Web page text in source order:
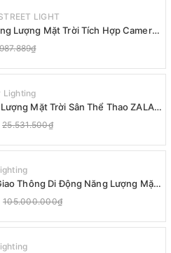
LIGHT
Lượng Mặt Trời Tích Hợp Camera
CCTV (80W, IP65)
Lighting
Mặt Trời Sân Thể Thao ZALAA
IP65 Cao Cấp
25.531.500₫
Thông Di Động Năng Lượng Mặt
300A-D
105.000.000₫